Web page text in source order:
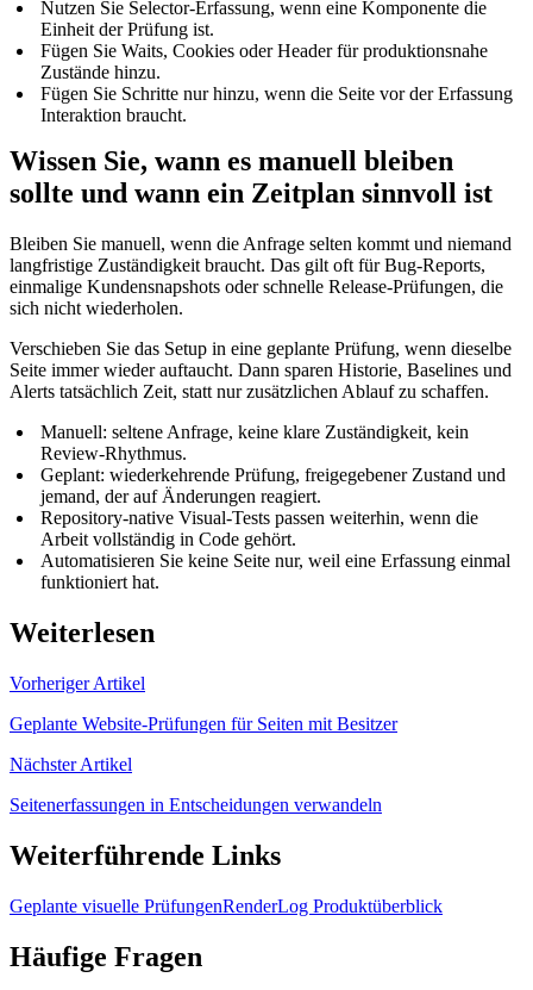
Nutzen Sie Selector-Erfassung, wenn eine Komponente die
Einheit der Prüfung ist.
Fügen Sie Waits, Cookies oder Header für produktionsnahe
Zustände hinzu.
Fügen Sie Schritte nur hinzu, wenn die Seite vor der Erfassung
Interaktion braucht.
Wissen Sie, wann es manuell bleiben
sollte und wann ein Zeitplan sinnvoll ist
Bleiben Sie manuell, wenn die Anfrage selten kommt und niemand
langfristige Zuständigkeit braucht. Das gilt oft für Bug-Reports,
einmalige Kundensnapshots oder schnelle Release-Prüfungen, die
sich nicht wiederholen.
Verschieben Sie das Setup in eine geplante Prüfung, wenn dieselbe
Seite immer wieder auftaucht. Dann sparen Historie, Baselines und
Alerts tatsächlich Zeit, statt nur zusätzlichen Ablauf zu schaffen.
Manuell: seltene Anfrage, keine klare Zuständigkeit, kein
Review-Rhythmus.
Geplant: wiederkehrende Prüfung, freigegebener Zustand und
jemand, der auf Änderungen reagiert.
Repository-native Visual-Tests passen weiterhin, wenn die
Arbeit vollständig in Code gehört.
Automatisieren Sie keine Seite nur, weil eine Erfassung einmal
funktioniert hat.
Weiterlesen
Vorheriger Artikel
Geplante Website-Prüfungen für Seiten mit Besitzer
Nächster Artikel
Seitenerfassungen in Entscheidungen verwandeln
Weiterführende Links
Geplante visuelle PrüfungenRenderLog Produktüberblick
Häufige Fragen